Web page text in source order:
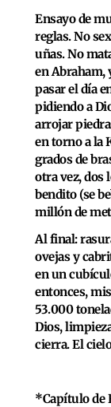
Ensayo de
reglas. No
uñas. No
en Abraham,
pasar el día
pidiendo a
arrojar
en torno a la
grados de
otra vez, dos
bendito (se
millón de
Al final:
ovejas y
en un
entonces,
53.000
Dios,
cierra. El
*Capítulo de